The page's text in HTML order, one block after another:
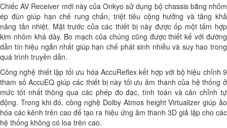
Chiếc AV Receiver mới này của Onkyo sử dụng bộ chassis bằng nhôm
ép đùn giúp hạn chế rung chấn, triệt tiêu cộng hưởng và tăng khả
năng tản nhiệt. Mặt trước của các thiết bị này được ốp một tấm hợp
kim nhôm khá dày. Bo mạch của chúng cũng được thiết kế với đường
dẫn tín hiệu ngắn nhất giúp hạn chế phát sinh nhiễu và suy hao trong
quá trình truyền dẫn.
Công nghệ thiết lập tối ưu hóa AccuReflex kết hợp với bộ hiệu chỉnh 9
tham số AccuEQ giúp các thiết bị này tối ưu âm thanh của hệ thống ở
mức tốt nhất thông qua các phép đo đạc, tính toán và cân chỉnh tự
động. Trong khi đó, công nghệ Dolby Atmos height Virtualizer giúp ảo
hóa các kênh trên cao để tạo ra hiệu ứng âm thanh 3D giả lập cho các
hệ thống không có loa trên cao.